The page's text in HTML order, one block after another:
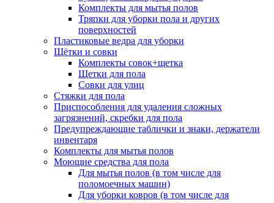
Комплекты для мытья полов
Тряпки для уборки пола и других
поверхностей
Пластиковые ведра для уборки
Щётки и совки
Комплекты совок+щетка
Щетки для пола
Совки для улиц
Стяжки для пола
Приспособления для удаления сложных
загрязнений, скребки для пола
Предупреждающие таблички и знаки, держатели
инвентаря
Комплекты для мытья полов
Моющие средства для пола
Для мытья полов (в том числе для
поломоечных машин)
Для уборки ковров (в том числе для